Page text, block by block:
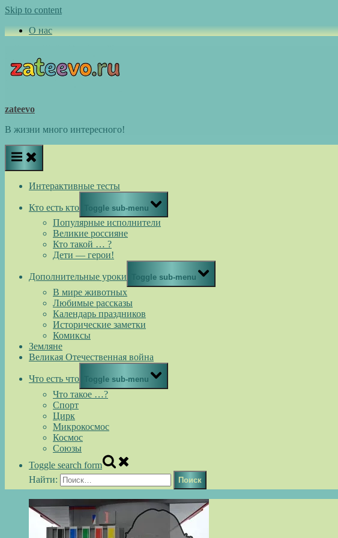
Skip to content
О нас
zateevo
В жизни много интересного!
Интерактивные тесты
Кто есть кто Toggle sub-menu
Популярные исполнители
Великие россияне
Кто такой … ?
Дети — герои!
Дополнительные уроки Toggle sub-menu
В мире животных
Любимые рассказы
Календарь праздников
Исторические заметки
Комиксы
Земляне
Великая Отечественная война
Что есть что Toggle sub-menu
Что такое …?
Спорт
Цирк
Микрокосмос
Космос
Союзы
Toggle search form
Найти: